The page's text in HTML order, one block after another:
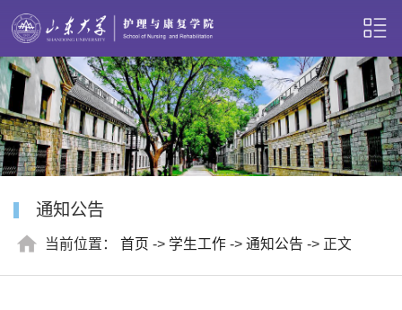
通知公告
当前位置： 首页 -> 学生工作 -> 通知公告 -> 正文